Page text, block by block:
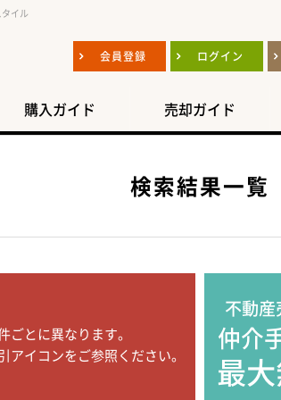
イル
会員登録 ログイン
購入ガイド 売却ガイド
検索結果一覧
ごとに異なります。
アイコンをご参照ください。
不動産
仲介
最